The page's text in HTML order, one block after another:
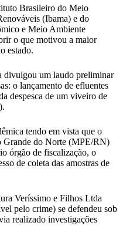
Brasileiro do Meio
(Ibama) e do
e Meio Ambiente
o que motivou a maior
estado.
divulgou um laudo preliminar
o lançamento de efluentes
despesca de um viveiro de
tendo em vista que o
Grande do Norte (MPE/RN)
órgão de fiscalização, o
de coleta das amostras de
Veríssimo e Filhos Ltda
pelo crime) se defendeu sob
realizado investigações